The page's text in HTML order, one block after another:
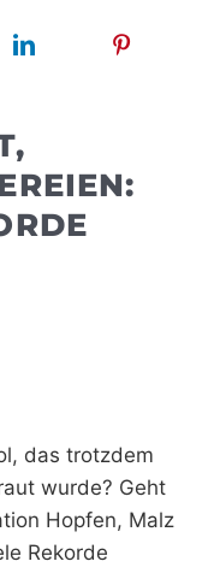
das trotzdem
wurde? Geht
Hopfen, Malz
Rekorde